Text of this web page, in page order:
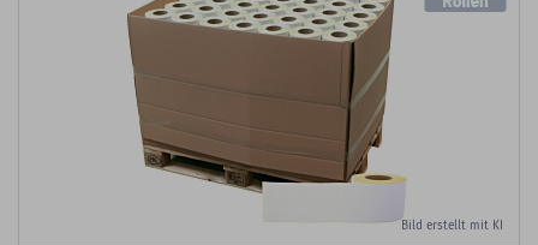
Bild erstellt mit KI